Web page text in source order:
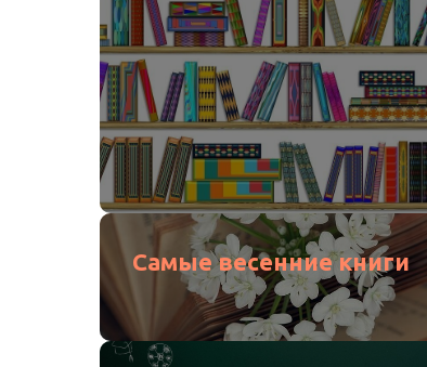
Самые весенние книги